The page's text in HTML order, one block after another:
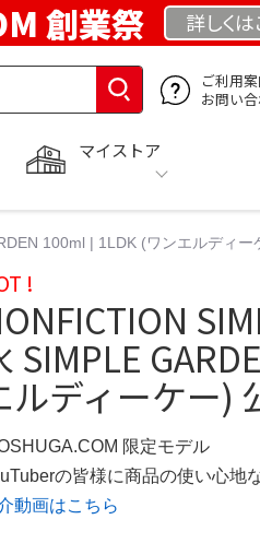
創業祭 詳しくは
ご利用
お問い
マイストア
100ml | 1LDK (ワンエルディー
!
SIMPLE
ルディーケー)
限定モデル
の皆様に商品の使い心地
動画はこちら